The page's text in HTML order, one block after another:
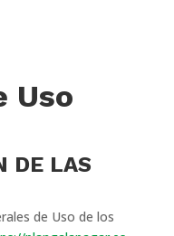
Uso
DE LAS
de Uso de los